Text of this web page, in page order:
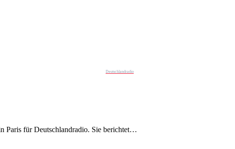
Deutschlandradio
Paris für Deutschlandradio. Sie berichtet…